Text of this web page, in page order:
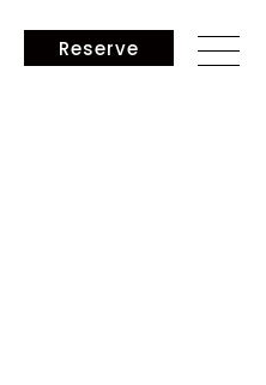
Reserve